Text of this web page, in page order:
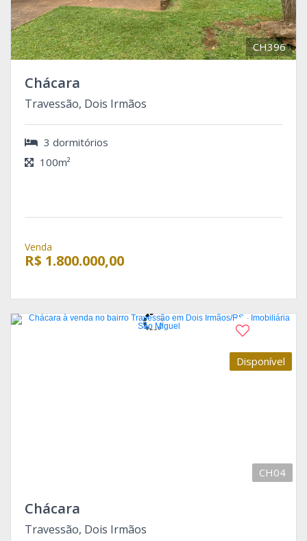
CH396
Chácara
Travessão, Dois Irmãos
3 dormitórios
100m²
Venda
R$ 1.800.000,00
Disponível
CH04
Chácara
Travessão, Dois Irmãos